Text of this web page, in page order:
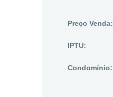
Preço Venda:
IPTU:
Condomínio: